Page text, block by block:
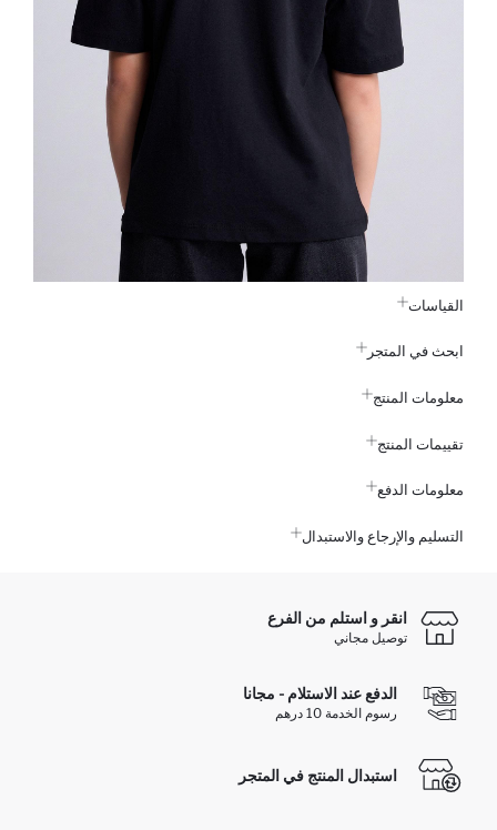
القياسات
ابحث في المتجر
معلومات المنتج
تقييمات المنتج
معلومات الدفع
التسليم والإرجاع والاستبدال
انقر و استلم من الفرع
توصيل مجاني
الدفع عند الاستلام - مجانا
رسوم الخدمة 10 درهم
استبدال المنتج في المتجر